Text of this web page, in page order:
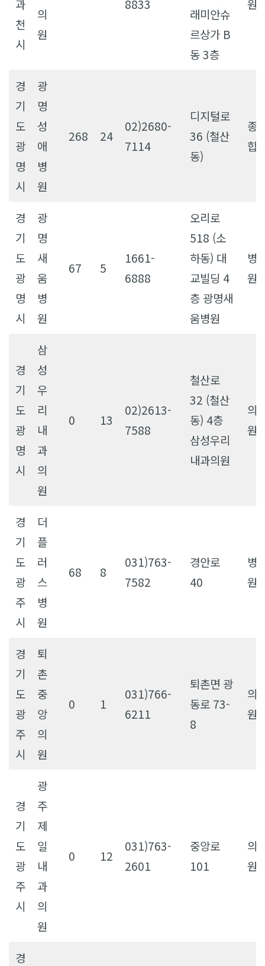
과
천
시
의
원
8833
래미안슈
르상가 B
동 3층
원
경
기
도
광
명
시
광
명
성
애
병
원
268 24
02)2680-
7114
디지털로
36 (철산
동)
종
합
경
기
도
광
명
시
광
명
새
움
병
원
67 5
1661-
6888
오리로
518 (소
하동) 대
교빌딩 4
층 광명새
움병원
병
원
경
기
도
광
명
시
삼
성
우
리
내
과
의
원
0 13
02)2613-
7588
철산로
32 (철산
동) 4층
삼성우리
내과의원
의
원
경
기
도
광
주
시
더
플
러
스
병
원
68 8
031)763-
7582
경안로
40
병
원
경
기
도
광
주
시
퇴
촌
중
앙
의
원
0 1
031)766-
6211
퇴촌면 광
동로 73-
8
의
원
경
기
도
광
주
시
광
주
제
일
내
과
의
원
0 12
031)763-
2601
중앙로
101
의
원
경